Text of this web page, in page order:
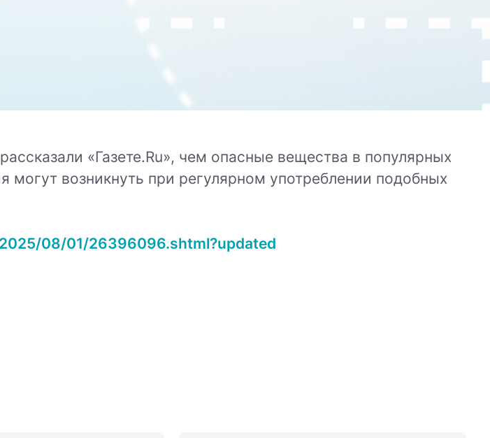
«Газете.Ru», чем опасные вещества в популярных
могут возникнуть при регулярном употреблении подобных
08/01/26396096.shtml?updated